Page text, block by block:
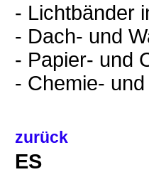
- Lichtbänder
- Dach- und
- Papier- und
- Chemie-
zurück
ES